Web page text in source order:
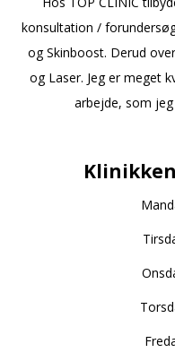
konsultation /
og Skinboost. Derud
og Laser. Jeg er meget
arbejde, som